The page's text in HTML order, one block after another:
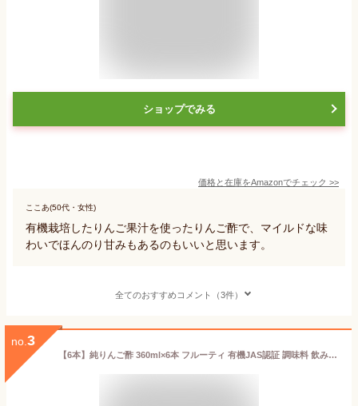
ショップでみる
価格と在庫をAmazonでチェック >>
ここあ(50代・女性)
有機栽培したりんご果汁を使ったりんご酢で、マイルドな味
わいでほんのり甘みもあるのもいいと思います。
全てのおすすめコメント（3件）
no. 3
【6本】純りんご酢 360ml×6本 フルーティ 有機JAS認証 調味料 飲みやすいりんご 内堀醸造 美濃有機純りんご 内堀 有機りんご 純りんご オーガニックアップルビネガー アップルビネガー アップルサイダービネ